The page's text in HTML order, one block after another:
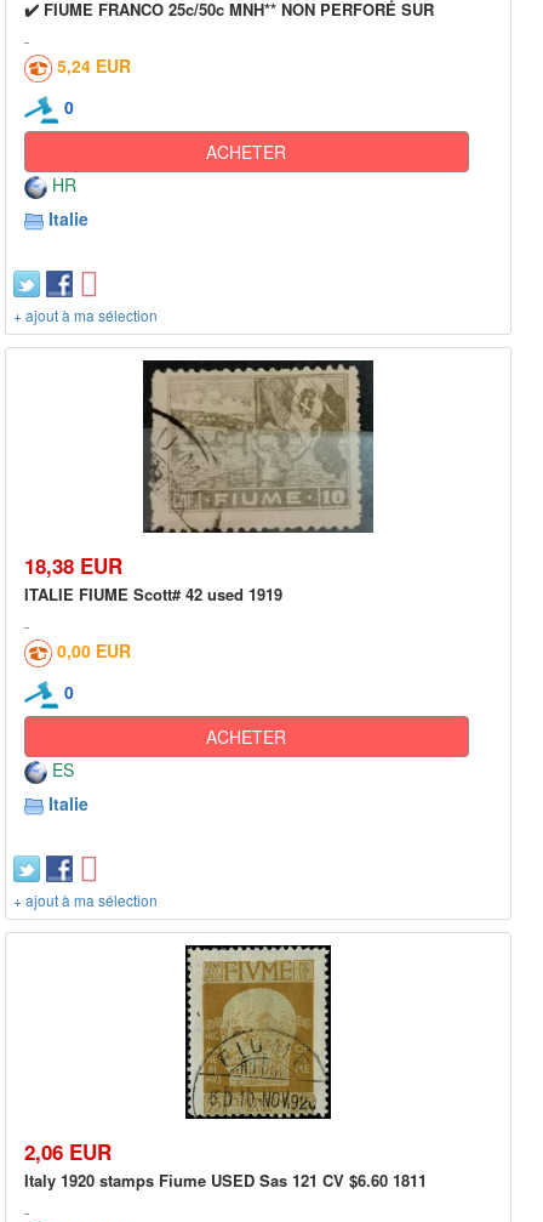
✔️ FIUME FRANCO 25c/50c MNH** NON PERFORÉ SUR
5,24 EUR
0
ACHETER
HR
Italie
+ ajout à ma sélection
18,38 EUR
ITALIE FIUME Scott# 42 used 1919
0,00 EUR
0
ACHETER
ES
Italie
+ ajout à ma sélection
2,06 EUR
Italy 1920 stamps Fiume USED Sas 121 CV $6.60 1811